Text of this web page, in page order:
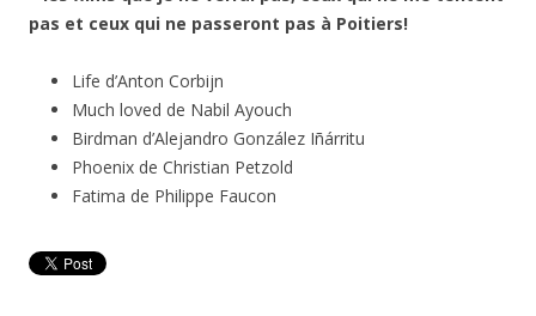
pas et ceux qui ne passeront pas à Poitiers!
Life d’Anton Corbijn
Much loved de Nabil Ayouch
Birdman d’Alejandro González Iñárritu
Phoenix de Christian Petzold
Fatima de Philippe Faucon